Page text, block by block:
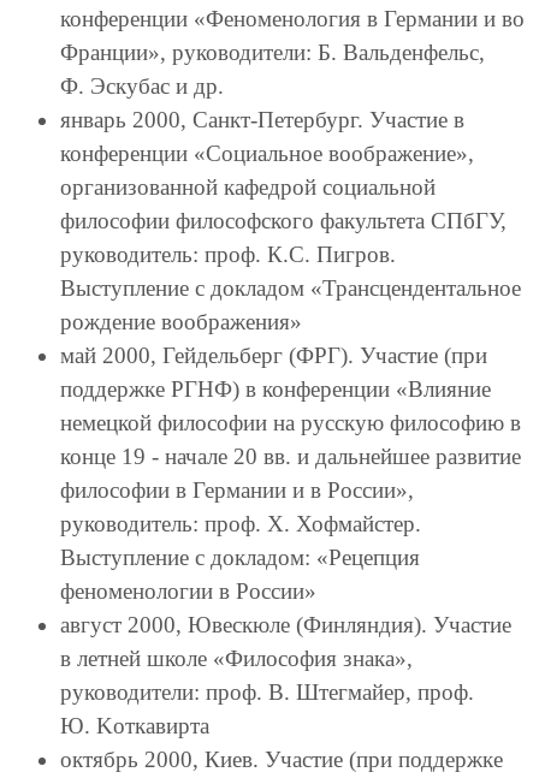
конференции «Феноменология в Германии и во
Франции», руководители: Б. Вальденфельс,
Ф. Эскубас и др.
январь 2000, Санкт-Петербург. Участие в
конференции «Социальное воображение»,
организованной кафедрой социальной
философии философского факультета СПбГУ,
руководитель: проф. К.С. Пигров.
Выступление с докладом «Трансцендентальное
рождение воображения»
май 2000, Гейдельберг (ФРГ). Участие (при
поддержке РГНФ) в конференции «Влияние
немецкой философии на русскую философию в
конце 19 - начале 20 вв. и дальнейшее развитие
философии в Германии и в России»,
руководитель: проф. Х. Хофмайстер.
Выступление с докладом: «Рецепция
феноменологии в России»
август 2000, Ювескюле (Финляндия). Участие
в летней школе «Философия знака»,
руководители: проф. В. Штегмайер, проф.
Ю. Kоткавирта
октябрь 2000, Киев. Участие (при поддержке